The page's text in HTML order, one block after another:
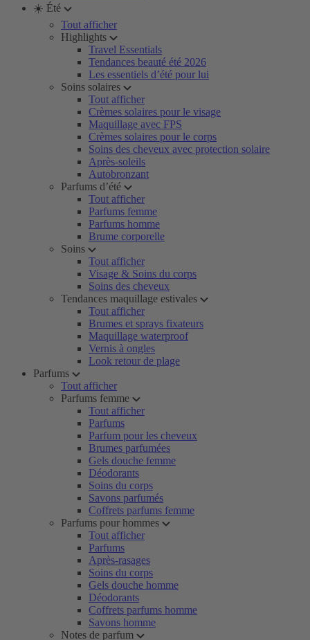
☀️ Été
Tout afficher
Highlights
Travel Essentials
Tendances beauté été 2026
Les essentiels d’été pour lui
Soins solaires
Tout afficher
Crèmes solaires pour le visage
Maquillage avec FPS
Crèmes solaires pour le corps
Soins des cheveux avec protection solaire
Après-soleils
Autobronzant
Parfums d’été
Tout afficher
Parfums femme
Parfums homme
Brume corporelle
Soins
Tout afficher
Visage & Soins du corps
Soins des cheveux
Tendances maquillage estivales
Tout afficher
Brumes et sprays fixateurs
Maquillage waterproof
Vernis à ongles
Look retour de plage
Parfums
Tout afficher
Parfums femme
Tout afficher
Parfums
Parfum pour les cheveux
Brumes parfumées
Gels douche femme
Déodorants
Soins du corps
Savons parfumés
Coffrets parfums femme
Parfums pour hommes
Tout afficher
Parfums
Après-rasages
Soins du corps
Gels douche homme
Déodorants
Coffrets parfums homme
Savons homme
Notes de parfum